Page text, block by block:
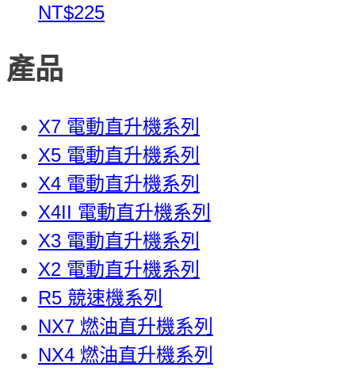
NT$225
產品
X7 電動直升機系列
X5 電動直升機系列
X4 電動直升機系列
X4II 電動直升機系列
X3 電動直升機系列
X2 電動直升機系列
R5 競速機系列
NX7 燃油直升機系列
NX4 燃油直升機系列